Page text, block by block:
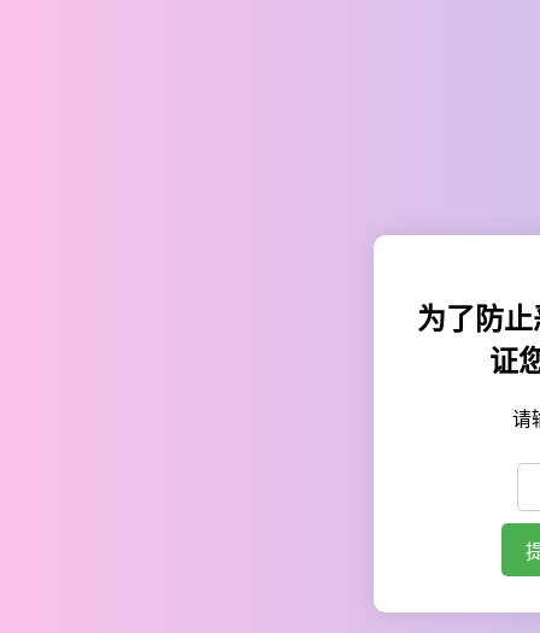
为了防
证
请